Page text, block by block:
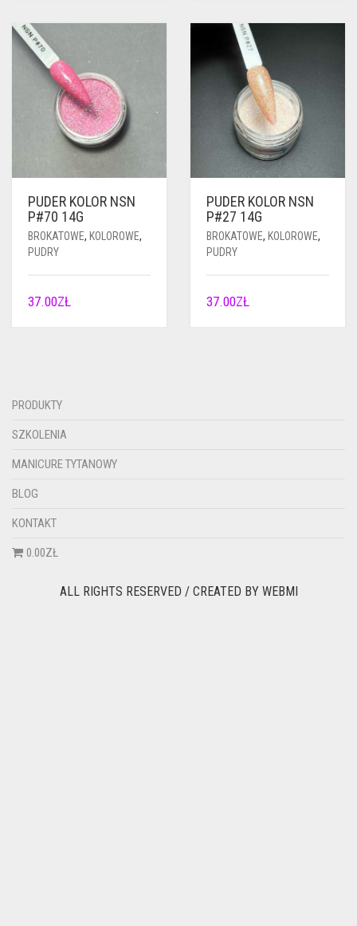
PUDER KOLOR NSN
P#70 14G
BROKATOWE, KOLOROWE,
PUDRY
37.00ZŁ
PUDER KOLOR NSN
P#27 14G
BROKATOWE, KOLOROWE,
PUDRY
37.00ZŁ
PRODUKTY
SZKOLENIA
MANICURE TYTANOWY
BLOG
KONTAKT
0.00ZŁ
ALL RIGHTS RESERVED / CREATED BY WEBMI